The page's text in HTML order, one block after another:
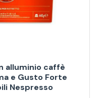
alluminio caffè
e Gusto Forte
Nespresso